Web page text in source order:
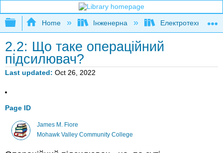
Expand/collapse global hierarchy
Home Інженерна Електротехніка
2.2: Що таке операційний
підсилювач?
Last updated Oct 26, 2022
Page ID
James M. Fiore
Mohawk Valley Community College